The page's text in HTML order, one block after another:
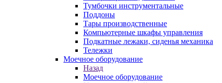
Тумбочки инструментальные
Поддоны
Тары производственные
Компьютерные шкафы управления
Подкатные лежаки, сиденья механика
Тележки
Моечное оборудование
Назад
Моечное оборудование